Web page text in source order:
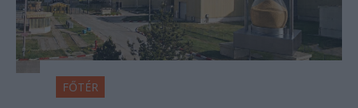
FŐTÉR